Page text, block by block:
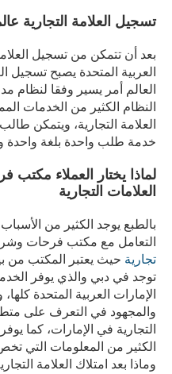
تسجيل العلامة التجارية
بعد أن تتمكن من تسجيل
العربية المتحدة يصبح تسجيل
العالم أمر يسير وفقا لنظام
النظام الكثير من الخدمات
العلامة التجارية، ويتمكن
خدمة طلب واحدة بلغة واحدة
لماذا يختار العملاء
العلامات التجارية
بالطبع يوجد الكثير من
التعامل مع مكتب فرحات
تجارية حيث يعتبر المكتب من
توجد في دبي والذي يوفر
الإمارات العربية المتحدة
والمجهود في التعرف على
التجارية في الإمارات، كما
الكثير من المعلومات التي
وماذا بعد امتلاك العلامة